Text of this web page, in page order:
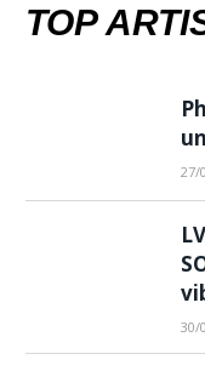
TOP
27/
30/